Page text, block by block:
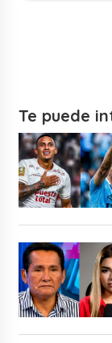
Te puede